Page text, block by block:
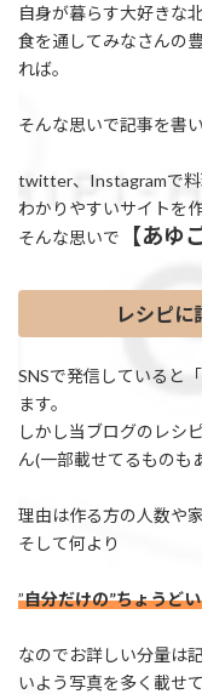
自身が暮らす大好きな北
食を通してみなさんの
れば。
そんな思いで記事を書い
twitter、Instagramで料
わかりやすいサイトを作
そんな思いで
【あゆ
レシピに
SNSで発信していると
ます。
しかし当ブログのレシ
ん(一部載せてるものも
理由は作る方の人数や
そして何より
”自分だけの”ちょうど
なのでお詳しい分量は
いよう写真を多く載せて